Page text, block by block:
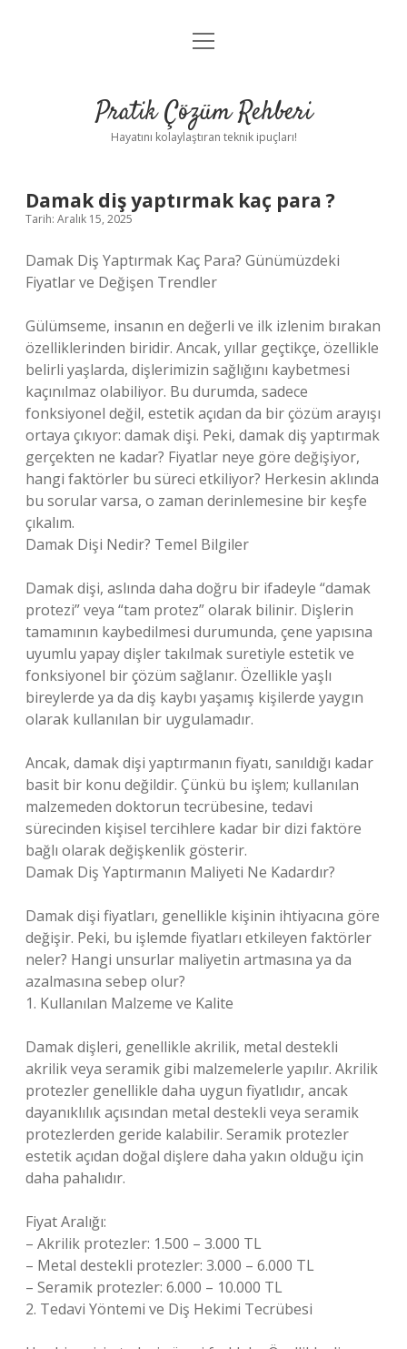
Anasayfa
Yasal Uyarı
menüyü
Pratik Çözüm Rehberi
Hayatını kolaylaştıran teknik ipuçları!
Damak diş yaptırmak kaç para ?
Tarih: Aralık 15, 2025
Damak Diş Yaptırmak Kaç Para? Günümüzdeki
Fiyatlar ve Değişen Trendler
Gülümseme, insanın en değerli ve ilk izlenim bırakan
özelliklerinden biridir. Ancak, yıllar geçtikçe, özellikle
belirli yaşlarda, dişlerimizin sağlığını kaybetmesi
kaçınılmaz olabiliyor. Bu durumda, sadece
fonksiyonel değil, estetik açıdan da bir çözüm arayışı
ortaya çıkıyor: damak dişi. Peki, damak diş yaptırmak
gerçekten ne kadar? Fiyatlar neye göre değişiyor,
hangi faktörler bu süreci etkiliyor? Herkesin aklında
bu sorular varsa, o zaman derinlemesine bir keşfe
çıkalım.
Damak Dişi Nedir? Temel Bilgiler
Damak dişi, aslında daha doğru bir ifadeyle “damak
protezi” veya “tam protez” olarak bilinir. Dişlerin
tamamının kaybedilmesi durumunda, çene yapısına
uyumlu yapay dişler takılmak suretiyle estetik ve
fonksiyonel bir çözüm sağlanır. Özellikle yaşlı
bireylerde ya da diş kaybı yaşamış kişilerde yaygın
olarak kullanılan bir uygulamadır.
Ancak, damak dişi yaptırmanın fiyatı, sanıldığı kadar
basit bir konu değildir. Çünkü bu işlem; kullanılan
malzemeden doktorun tecrübesine, tedavi
sürecinden kişisel tercihlere kadar bir dizi faktöre
bağlı olarak değişkenlik gösterir.
Damak Diş Yaptırmanın Maliyeti Ne Kadardır?
Damak dişi fiyatları, genellikle kişinin ihtiyacına göre
değişir. Peki, bu işlemde fiyatları etkileyen faktörler
neler? Hangi unsurlar maliyetin artmasına ya da
azalmasına sebep olur?
1. Kullanılan Malzeme ve Kalite
Damak dişleri, genellikle akrilik, metal destekli
akrilik veya seramik gibi malzemelerle yapılır. Akrilik
protezler genellikle daha uygun fiyatlıdır, ancak
dayanıklılık açısından metal destekli veya seramik
protezlerden geride kalabilir. Seramik protezler
estetik açıdan doğal dişlere daha yakın olduğu için
daha pahalıdır.
Fiyat Aralığı:
– Akrilik protezler: 1.500 – 3.000 TL
– Metal destekli protezler: 3.000 – 6.000 TL
– Seramik protezler: 6.000 – 10.000 TL
2. Tedavi Yöntemi ve Diş Hekimi Tecrübesi